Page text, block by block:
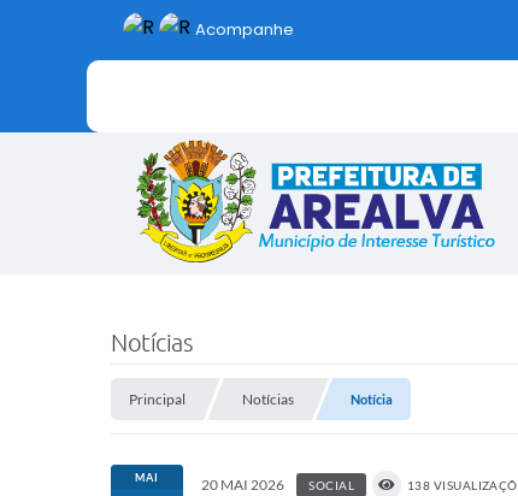
Acompanhe
Notícias
Principal Notícias Notícia
MAI 20 MAI 2026 SOCIAL 138